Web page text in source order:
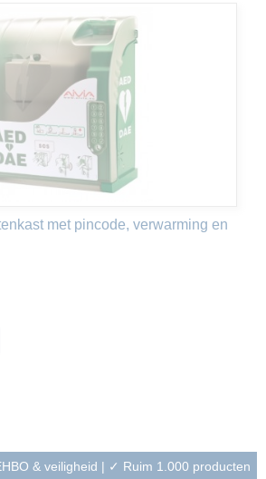
met pincode, verwarming en
& veiligheid | ✓ Ruim 1.000 producten